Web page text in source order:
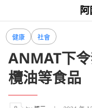
健康 社會
ANMAT下
欖油等食品